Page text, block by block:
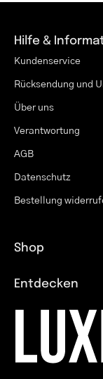
Hilfe &
Kundenservice
Rücksendung und
Über uns
Verantwortung
AGB
Datenschutz
Bestellung
Shop
Entdecken